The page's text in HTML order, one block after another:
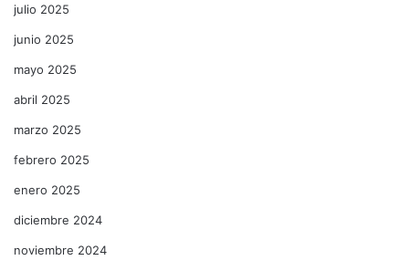
julio 2025
junio 2025
mayo 2025
abril 2025
marzo 2025
febrero 2025
enero 2025
diciembre 2024
noviembre 2024